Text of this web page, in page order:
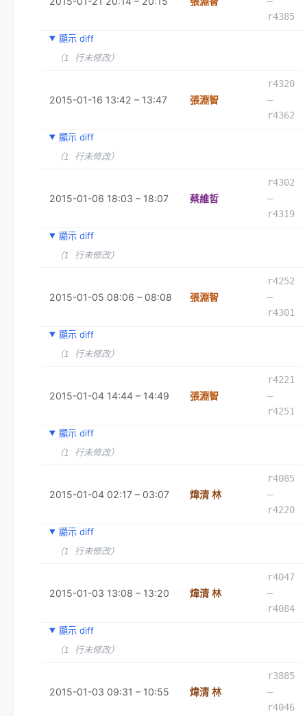
r4385
顯示 diff
（1 行未修改）
2015-01-16 13:42 – 13:47 張淵智
r4320
–
r4362
顯示 diff
（1 行未修改）
2015-01-06 18:03 – 18:07 蔡維哲
r4302
–
r4319
顯示 diff
（1 行未修改）
2015-01-05 08:06 – 08:08 張淵智
r4252
–
r4301
顯示 diff
（1 行未修改）
2015-01-04 14:44 – 14:49 張淵智
r4221
–
r4251
顯示 diff
（1 行未修改）
2015-01-04 02:17 – 03:07 煒清 林
r4085
–
r4220
顯示 diff
（1 行未修改）
2015-01-03 13:08 – 13:20 煒清 林
r4047
–
r4084
顯示 diff
（1 行未修改）
2015-01-03 09:31 – 10:55 煒清 林
r3885
–
r4046